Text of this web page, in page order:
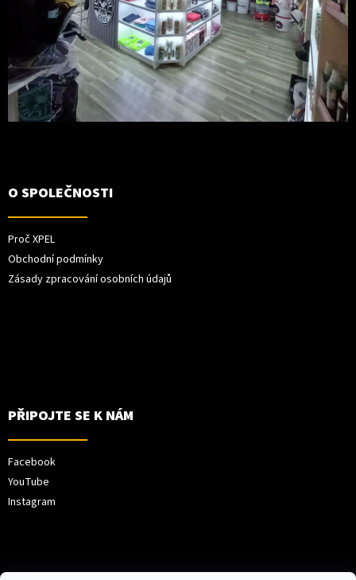
O SPOLEČNOSTI
Proč XPEL
Obchodní podmínky
Zásady zpracování osobních údajů
PŘIPOJTE SE K NÁM
Facebook
YouTube
Instagram